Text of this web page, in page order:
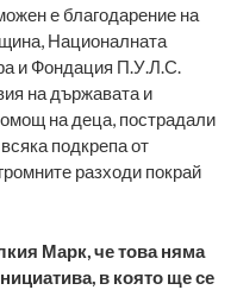
е благодарение на
Националната
и Фондация П.У.Л.С.
на държавата и
на деца, пострадали
подкрепа от
разходи покрай
Марк, че това няма
в която ще се